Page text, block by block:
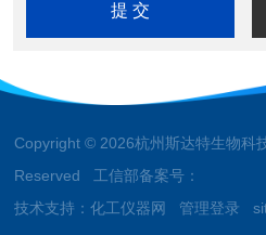
Copyright © 2026杭州斯达特生物科
Reserved 工信部备案号：
技术支持：化工仪器网 管理登录